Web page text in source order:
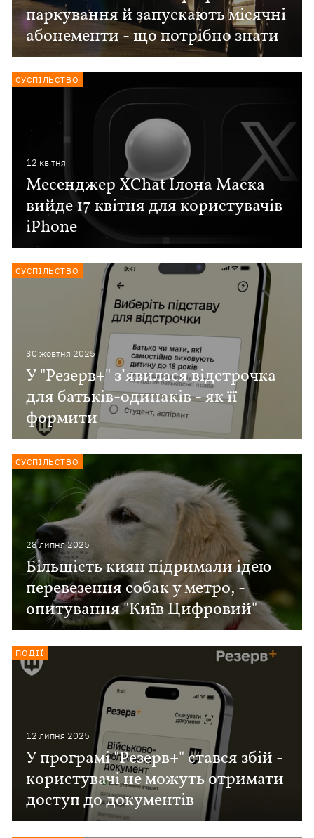
паркування й запускають місячні
абонементи - що потрібно знати
12 квiтня
Месенджер XChat Ілона Маска
вийде 17 квітня для користувачів
iPhone
СУСПІЛЬСТВО
30 жовтня 2025
У "Резерв+" з’явилася відстрочка
для батьків-одинаків - як її
формити
СУСПІЛЬСТВО
28 липня 2025
Більшість киян підримали ідею
перевезення собак у метро, -
опитування "Київ Цифровий"
СУСПІЛЬСТВО
12 липня 2025
У програмі "Резерв+" стався збій -
користувачі не можуть отримати
доступ до документів
ПОДІЇ